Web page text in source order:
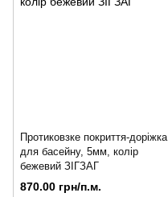
Протиковзке покриття-доріжка
для басейну, 5мм, колір
бежевий ЗІГЗАГ
870.00 грн/п.м.